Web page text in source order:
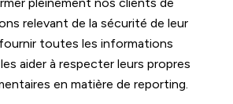
relevant de la sécurité de leur
toutes les informations
aider à respecter leurs propres
en matière de reporting.